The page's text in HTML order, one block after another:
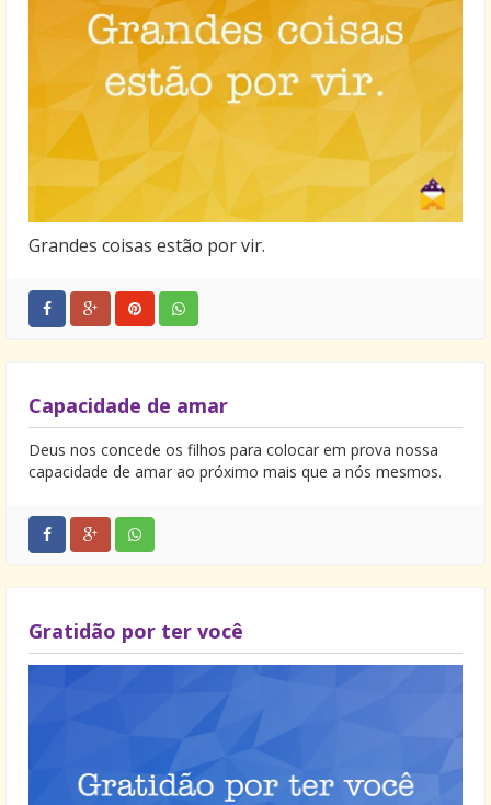
Grandes coisas estão por vir.
Capacidade de amar
Deus nos concede os filhos para colocar em prova nossa
capacidade de amar ao próximo mais que a nós mesmos.
Gratidão por ter você